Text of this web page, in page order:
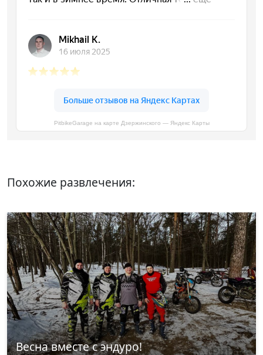
PitbikeGarage на карте Дзержинского — Яндекс Карты
Похожие развлечения:
Весна вместе с эндуро!